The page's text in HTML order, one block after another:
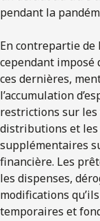
pendant la
En contrepartie
cependant
ces dernières,
l’accumulation
restrictions sur les
distributions et les
supplémentaires
financière. Les
les dispenses,
modifications
temporaires et